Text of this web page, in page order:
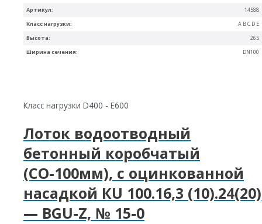
Артикул: 14588
Ширина сечения: DN100
Высота: 265
Класс нагрузки: A B C D E
Класс нагрузки D400 - E600
Лоток водоотводный
бетонный коробчатый
(СО-100мм), с оцинкованной
насадкой КU 100.16,3 (10).24(20)
— BGU-Z, № 15-0